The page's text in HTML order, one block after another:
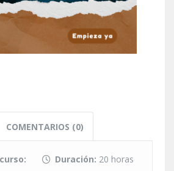
COMENTARIOS (0)
Duración: 20 horas